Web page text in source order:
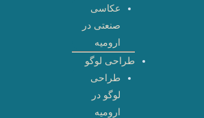
عکاسی
صنعتی در
ارومیه
طراحی لوگو
طراحی
لوگو در
ارومیه